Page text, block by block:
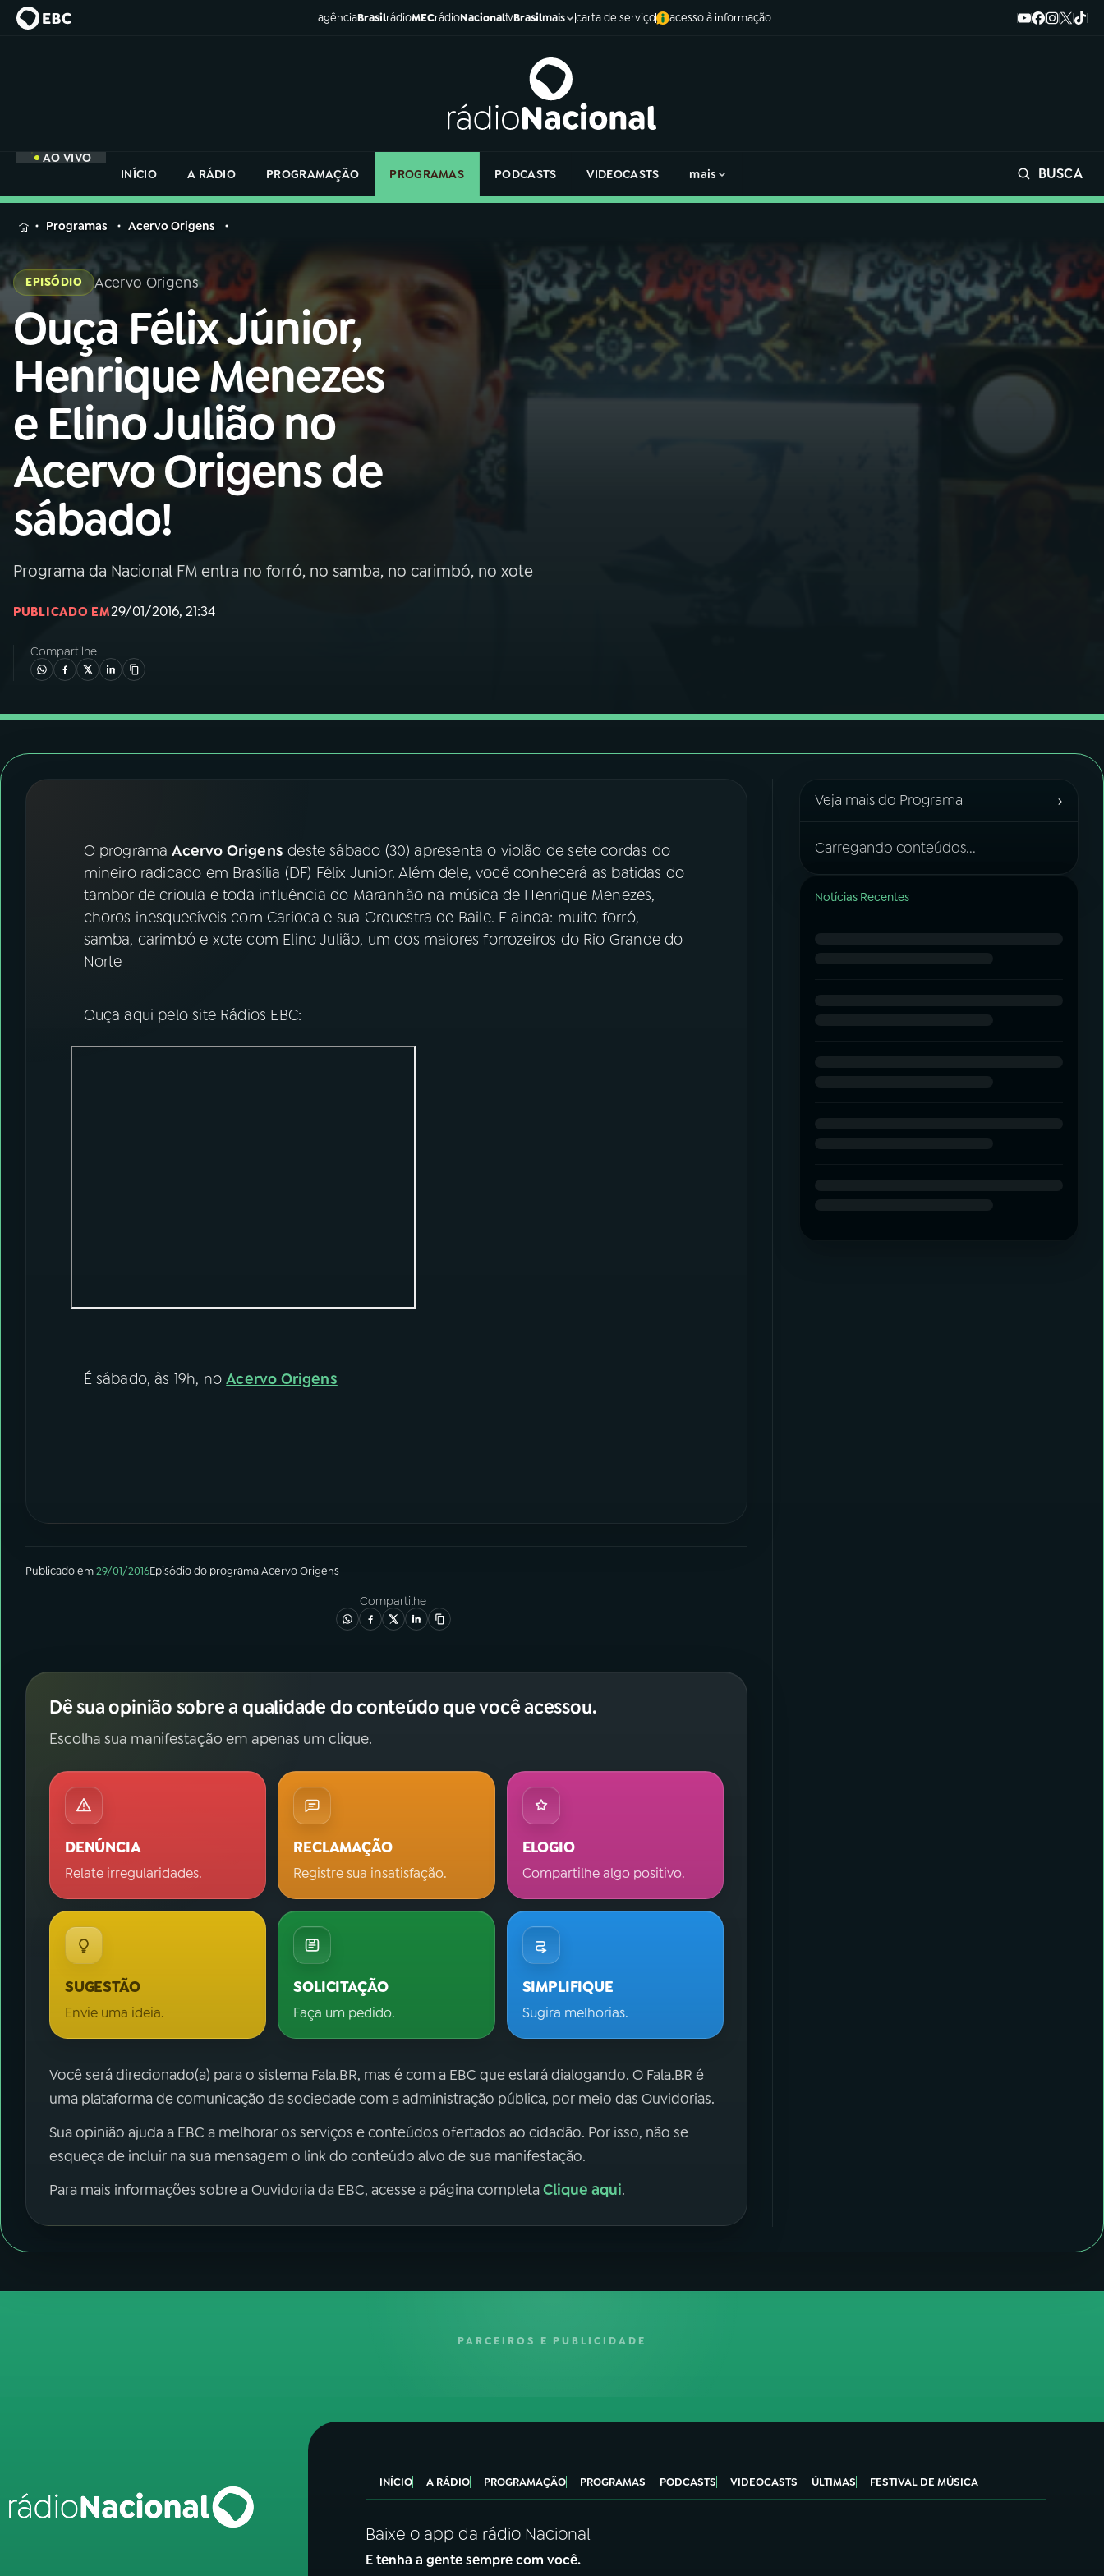
agênciaBrasilrádioMECrádioNacionaltvBrasilmais carta de serviço acesso à informação
AO VIVO
INÍCIO
A RÁDIO PROGRAMAÇÃO PROGRAMAS PODCASTS VIDEOCASTS mais BUSCA
MENU
Buscar
na
Rádio
Nacional
AO VIVO
01INÍCIO
02A RÁDIO
03 PROGRAMAÇÃO
04PROGRAMAS
06VIDEOCASTS
ACOMPANHE A RÁDIO NACIONAL
YouTube Facebook
Instagram X
na
Rádio
Nacional
Programas Acervo Origens
EPISÓDIO Acervo Origens
Ouça Félix Júnior,
Henrique Menezes
e Elino Julião no
Acervo Origens de
sábado!
Programa da Nacional FM entra no forró, no samba, no carimbó, no xote
PUBLICADO EM29/01/2016, 21:34
Compartilhe
O programaAcervo Origens deste sábado (30) apresenta o violão de sete cordas do
mineiro radicado em Brasília (DF) Félix Junior. Além dele, você conhecerá as batidas do
tambor de crioula e toda influência do Maranhão na música de Henrique Menezes,
choros inesquecíveis com Carioca e sua Orquestra de Baile. E ainda: muito forró,
samba, carimbó e xote com Elino Julião, um dos maiores forrozeiros do Rio Grande do
Norte
Ouça aqui pelo site Rádios EBC:
É sábado, às 19h, noAcervo Origens
Publicado em29/01/2016Episódiodo programaAcervo Origens
Compartilhe
Dê sua opinião sobre a qualidade do conteúdo que você acessou.
Escolha sua manifestação em apenas um clique.
DENÚNCIA
Relate irregularidades.
RECLAMAÇÃO
Registre sua insatisfação.
ELOGIO
Compartilhe algo positivo.
SUGESTÃO
Envie uma ideia.
SOLICITAÇÃO
Faça um pedido.
SIMPLIFIQUE
Sugira melhorias.
Você será direcionado(a) para o sistema Fala.BR, mas é com a EBC que estará dialogando. O Fala.BR é
uma plataforma de comunicação da sociedade com a administração pública, por meio das Ouvidorias.
Sua opinião ajuda a EBC a melhorar os serviços e conteúdos ofertados ao cidadão. Por isso, não se
esqueça de incluir na sua mensagem o link do conteúdo alvo de sua manifestação.
Para mais informações sobre a Ouvidoria da EBC, acesse a página completaClique aqui.
Veja mais do Programa ›
Carregando conteúdos...
Notícias Recentes
PARCEIROS E PUBLICIDADE
INÍCIO A RÁDIO PROGRAMAÇÃO PROGRAMAS PODCASTS VIDEOCASTS ÚLTIMAS FESTIVAL DE MÚSICA
Baixe o app da rádio Nacional
E tenha a gente sempre com você.